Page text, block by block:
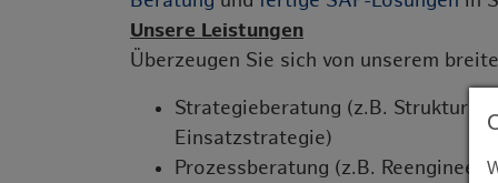
Unsere Leistungen
Überzeugen Sie sich von unserem
Strategieberatung (z.B.
Einsatzstrategie)
Prozessberatung (z.B.